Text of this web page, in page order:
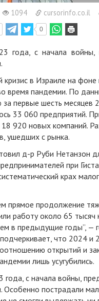
1094 cursorinfo.co.il
0
года, с начала войны,
кризис в Израиле на фоне
время пандемии. По
за первые шесть месяцев
33 060 предприятий.
18 920 новых компаний.
ушедших с рынка.
д-р Руби Нетанзон
при
крах
прямое продолжение
работу около 65 тысяч
в предыдущие годы”, —
что 2024 и
открытий и
лишь усугубились.
года, с начала войны,
Особенно пострадали